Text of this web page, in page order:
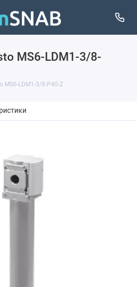
MS6-LDM1-3/8-
MS6-LDM1-3/8-P40-Z